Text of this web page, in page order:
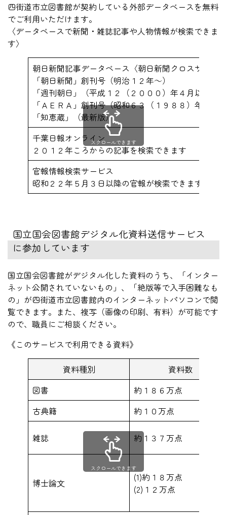
四街道市立図書館が契約している外部データベースを無料
でご利用いただけます。
〈データベースで新聞・雑誌記事や人物情報が検索できま
す〉
朝日新聞記事データベース〈朝日新聞クロスサーチ〉
「朝日新聞」創刊号（明治１２年～）
「週刊朝日」（平成１２（２０００）年４月以降）
「ＡＥＲＡ」創刊号（昭和６３（１９８８）年５月
「知恵蔵」（最新版）
千葉日報オンライン
２０１２年ころからの記事を検索できます
官報情報検索サービス
昭和２２年５月３日以降の官報が検索できます
スクロールできます
国立国会図書館デジタル化資料送信サービス
に参加しています
国立国会図書館がデジタル化した資料のうち、「インター
ネット公開されていないもの」、「絶版等で入手困難なも
の」が四街道市立図書館内のインターネットパソコンで閲
覧できます。また、複写（画像の印刷、有料）が可能です
ので、職員にご相談ください。
《このサービスで利用できる資料》
資料種別
資料数
図書
約１８６万点
古典籍
約１０万点
雑誌 約１３７万点
博士論文
(1)約１８万点
(2)１２万点
スクロールできます